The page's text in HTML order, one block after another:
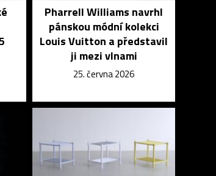
Pharrell Williams navrhl
pánskou módní kolekci
Louis Vuitton a představil
ji mezi vlnami
25. června 2026